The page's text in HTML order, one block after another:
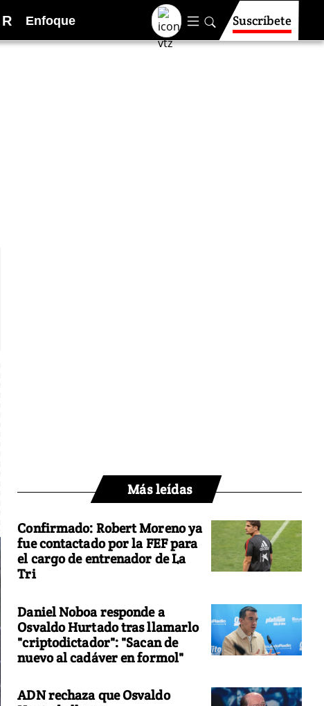
R Enfoque Suscríbete
Más leídas
Confirmado: Robert Moreno ya
fue contactado por la FEF para
el cargo de entrenador de La
Tri
Daniel Noboa responde a
Osvaldo Hurtado tras llamarlo
"criptodictador": "Sacan de
nuevo al cadáver en formol"
ADN rechaza que Osvaldo